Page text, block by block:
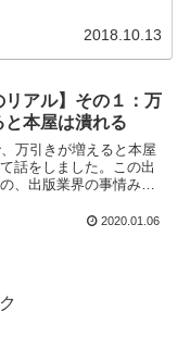
2018.10.13
リアル】その１：万
と本屋は潰れる
万引きが増えると本屋
話をしました。この出
、出版業界の事情みた
ます。これでも一応、元
2020.01.06